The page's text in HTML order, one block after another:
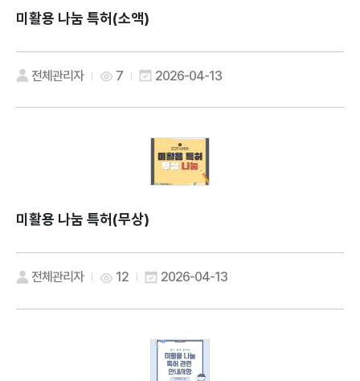
미활용 나눔 특허(소액)
전체관리자 7 2026-04-13
미활용 나눔 특허(무상)
전체관리자 12 2026-04-13